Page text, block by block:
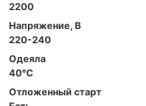
2200
Напряжение, В
220-240
Одеяла
40°C
Отложенный старт